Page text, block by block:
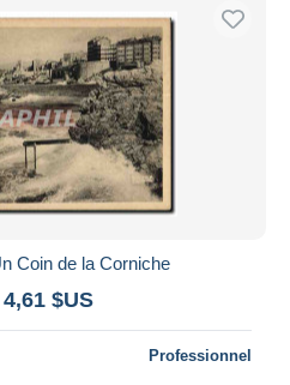
Coin de la Corniche
$US
Professionnel